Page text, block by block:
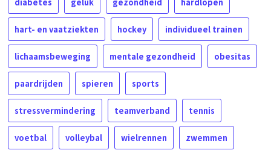
hart- en vaatziekten hockey individueel trainen
lichaamsbeweging mentale gezondheid obesitas
paardrijden spieren sports
stressvermindering teamverband tennis
voetbal volleybal wielrennen zwemmen